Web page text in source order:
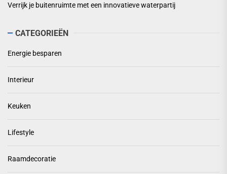
Verrijk je buitenruimte met een innovatieve waterpartij
CATEGORIEËN
Energie besparen
Interieur
Keuken
Lifestyle
Raamdecoratie